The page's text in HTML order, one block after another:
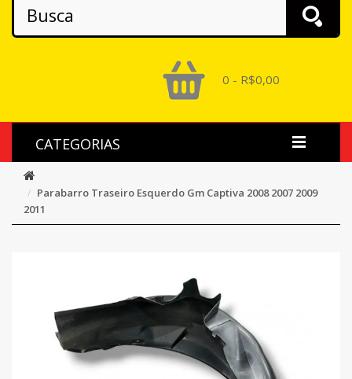
0 - R$0,00
CATEGORIAS
Parabarro Traseiro Esquerdo Gm Captiva 2008 2007 2009
2011